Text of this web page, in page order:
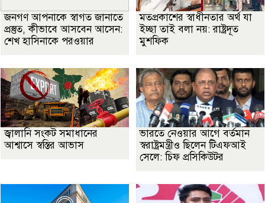
জনগণ আপনাকে স্বাগত জানাতে
প্রস্তুত, কীভাবে আসবেন আসেন:
শেখ হাসিনাকে পরওয়ার
মতপ্রকাশের স্বাধীনতার অর্থ যা
ইচ্ছা তাই বলা নয়: রাষ্ট্রদূত
মুশফিক
জ্বালানি সংকট সমাধানের
আশ্বাসে স্বস্তির আভাস
ভারতে নেওয়ার আগে বর্তমান
স্বরাষ্ট্রমন্ত্রীও ছিলেন টিএফআই
সেলে: চিফ প্রসিকিউটর